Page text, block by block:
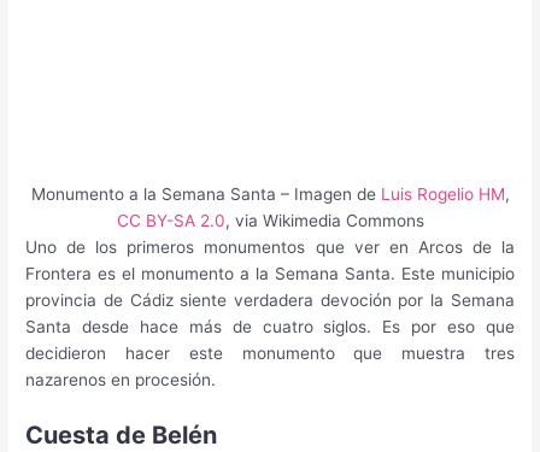
Monumento a la Semana Santa – Imagen de Luis Rogelio HM,
CC BY-SA 2.0, via Wikimedia Commons
Uno de los primeros monumentos que ver en Arcos de la
Frontera es el monumento a la Semana Santa. Este municipio
provincia de Cádiz siente verdadera devoción por la Semana
Santa desde hace más de cuatro siglos. Es por eso que
decidieron hacer este monumento que muestra tres
nazarenos en procesión.
Cuesta de Belén